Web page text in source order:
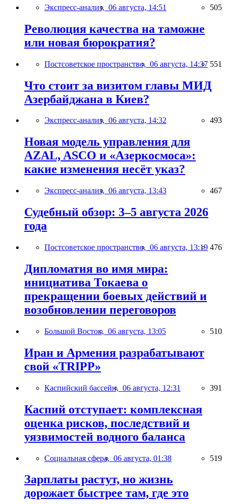
Экспресс-анализ, 06 августа, 14:51 505
Революция качества на таможне
или новая бюрократия?
Постсоветское пространство, 06 августа, 14:37 551
Что стоит за визитом главы МИД
Азербайджана в Киев?
Экспресс-анализ, 06 августа, 14:32 493
Новая модель управления для
AZAL, ASCO и «Азеркосмоса»:
какие изменения несёт указ?
Экспресс-анализ, 06 августа, 13:43 467
Судебный обзор: 3–5 августа 2026
года
Постсоветское пространство, 06 августа, 13:19 476
Дипломатия во имя мира:
инициатива Токаева о
прекращении боевых действий и
возобновлении переговоров
Большой Восток, 06 августа, 13:05 510
Иран и Армения разрабатывают
свой «TRIPP»
Каспийский бассейн, 06 августа, 12:31 391
Каспий отступает: комплексная
оценка рисков, последствий и
уязвимостей водного баланса
Социальная сфера, 06 августа, 01:38 519
Зарплаты растут, но жизнь
дорожает быстрее там, где это